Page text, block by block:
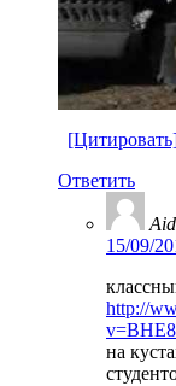
Ответить
15/09/
http://
на